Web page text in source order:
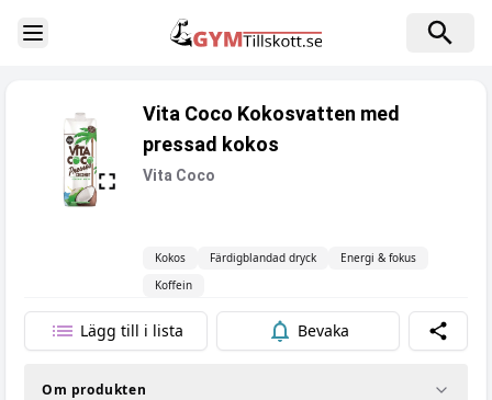
Toggle Sidebar
Vita Coco Kokosvatten med
pressad kokos
Vita Coco
Kokos Färdigblandad dryck
Energi & fokus
Koffein
Lägg till i lista Bevaka Dela
Om produkten